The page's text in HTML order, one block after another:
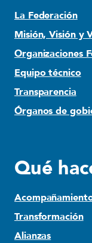
La Federación
Misión, Visión y
Organizaciones
Equipo técnico
Transparencia
Órganos de
Qué
Transformación
Alianzas